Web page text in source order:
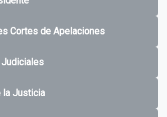
Cortes de Apelaciones
la Justicia